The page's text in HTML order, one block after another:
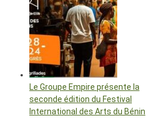
Le Groupe Empire présente la
seconde édition du Festival
International des Arts du Bénin